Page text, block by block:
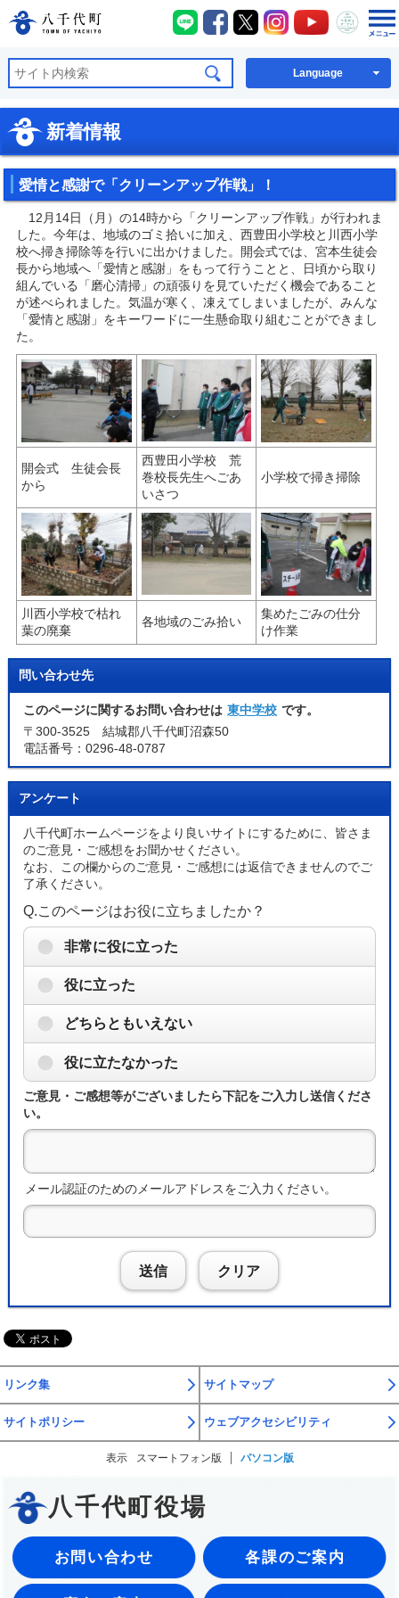
八千代町公式ホームページ
八千代町LINE
八千代町Facebook
八千代町X八千代町Instagram
八千代町
八千
Language
新着情報
愛情と感謝で「クリーンアップ作戦」！
12月14日（月）の14時から「クリーンアップ作戦」が行われま
した。今年は、地域のゴミ拾いに加え、西豊田小学校と川西小学
校へ掃き掃除等を行いに出かけました。開会式では、宮本生徒会
長から地域へ「愛情と感謝」をもって行うことと、日頃から取り
組んでいる「磨心清掃」の頑張りを見ていただく機会であること
が述べられました。気温が寒く、凍えてしまいましたが、みんな
「愛情と感謝」をキーワードに一生懸命取り組むことができまし
た。
開会式 生徒会長
から
西豊田小学校 荒
巻校長先生へごあ
いさつ
小学校で掃き掃除
川西小学校で枯れ
葉の廃棄
各地域のごみ拾い
集めたごみの仕分
け作業
問い合わせ先
このページに関するお問い合わせは 東中学校 です。
〒300-3525 結城郡八千代町沼森50
電話番号：0296-48-0787
アンケート
八千代町ホームページをより良いサイトにするために、皆さま
のご意見・ご感想をお聞かせください。
なお、この欄からのご意見・ご感想には返信できませんのでご
了承ください。
Q.このページはお役に立ちましたか？
非常に役に立った
役に立った
どちらともいえない
役に立たなかった
ご意見・ご感想等がございましたら下記をご入力し送信くださ
い。
メール認証のためのメールアドレスをご入力ください。
送信 クリア
リンク集 サイトマップ
サイトポリシー ウェブアクセシビリティ
表示 スマートフォン版 パソコン版
八千代町役場
お問い合わせ 各課のご案内